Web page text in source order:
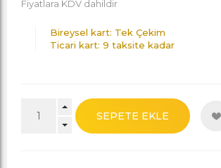
Fiyatlara KDV dahildir
Bireysel kart: Tek Çekim
Ticari kart: 9 taksite kadar
SEPETE EKLE